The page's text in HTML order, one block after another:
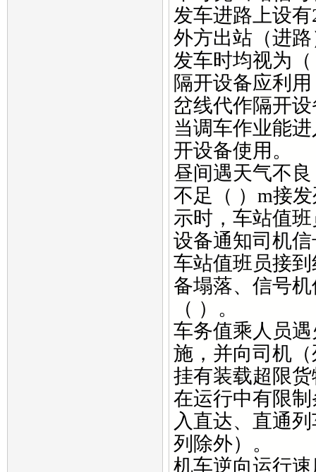
发车进路上设
外方出站（进
发车时均视为
隔开设备应利
岔线代作隔开
当调车作业能
开设备使用。
昼间遇天气不
不足（ ）m接
示时，车站值
设备通知司机
车站值班员接
备塌落、信号
（ ）。
车务值乘人员
施，并向司机
挂有装载超限
在运行中有限
入直达、直通
列除外）。
机车逆向运行